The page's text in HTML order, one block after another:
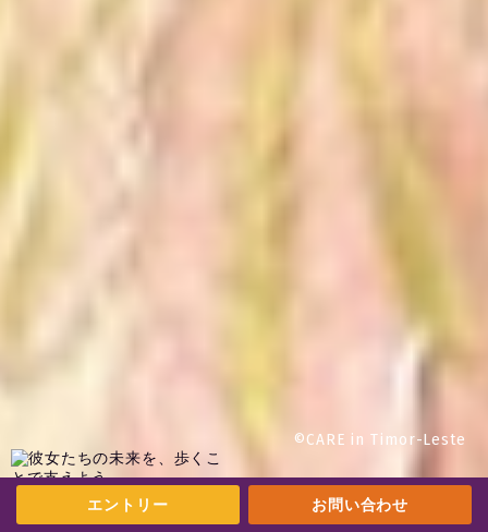
©CARE in Timor-Leste
みんなで目指せ14億歩！
エントリー お問い合わせ